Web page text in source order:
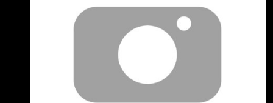
不順，目前已完成清理作業，後續
少」，民進黨 台北市議員簡舒培秀出數據指出，
假日職棒場次從38場降到30場，快變成演唱會場
館？她 強調，台北大巨蛋為棒球而建，而職棒能
打幾場，竟要看球團和遠雄怎麼談？痛批主管機
關失能，要求盤點中職賽季場次，讓棒球回到主
場。 簡舒培指出，台北大巨蛋的設立初衷很清